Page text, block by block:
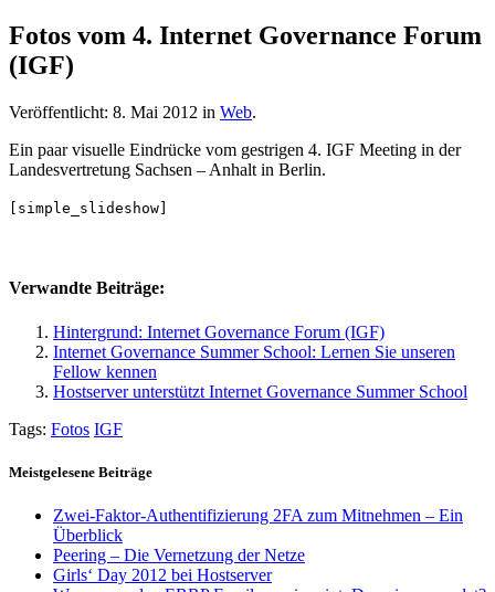
Fotos vom 4. Internet Governance Forum
(IGF)
Veröffentlicht: 8. Mai 2012 in Web.
Ein paar visuelle Eindrücke vom gestrigen 4. IGF Meeting in der
Landesvertretung Sachsen – Anhalt in Berlin.
[simple_slideshow]
Verwandte Beiträge:
Hintergrund: Internet Governance Forum (IGF)
Internet Governance Summer School: Lernen Sie unseren
Fellow kennen
Hostserver unterstützt Internet Governance Summer School
Tags: Fotos IGF
Meistgelesene Beiträge
Zwei-Faktor-Authentifizierung 2FA zum Mitnehmen – Ein
Überblick
Peering – Die Vernetzung der Netze
Girls‘ Day 2012 bei Hostserver